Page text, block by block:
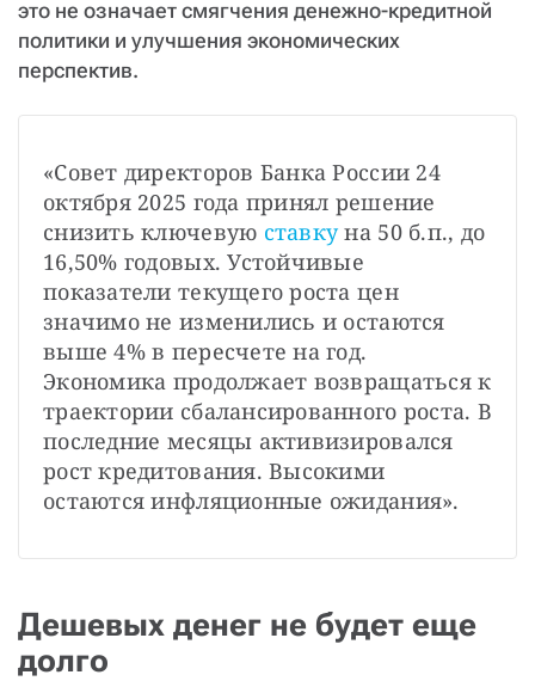
это не означает смягчения денежно-кредитной
политики и улучшения экономических
перспектив.
«Совет директоров Банка России 24
октября 2025 года принял решение
снизить ключевую ставку на 50 б.п., до
16,50% годовых. Устойчивые
показатели текущего роста цен
значимо не изменились и остаются
выше 4% в пересчете на год.
Экономика продолжает возвращаться к
траектории сбалансированного роста. В
последние месяцы активизировался
рост кредитования. Высокими
остаются инфляционные ожидания».
Дешевых денег не будет еще
долго